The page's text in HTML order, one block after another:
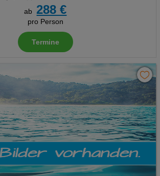
ab
288 €
pro Person
Termine